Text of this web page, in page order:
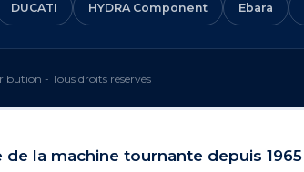
DUCATI HYDRA Component Ebara
- Tous droits réservés
de la machine tournante depuis 1965